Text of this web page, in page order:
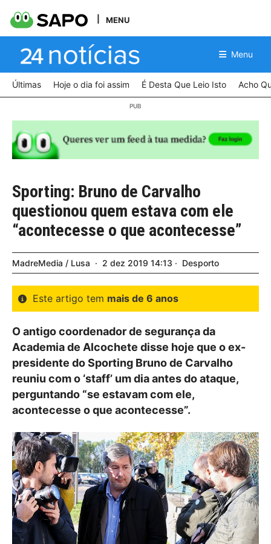
MENU
Menu
Últimas Hoje o dia foi assim É Desta Que Leio Isto Acho
Sporting: Bruno de Carvalho
questionou quem estava com ele
“acontecesse o que acontecesse”
MadreMedia / Lusa 2 dez 2019 14:13 Desporto
Este artigo tem mais de 6 anos
O antigo coordenador de segurança da
Academia de Alcochete disse hoje que o ex-
presidente do Sporting Bruno de Carvalho
reuniu com o ‘staff’ um dia antes do ataque,
perguntando “se estavam com ele,
acontecesse o que acontecesse”.